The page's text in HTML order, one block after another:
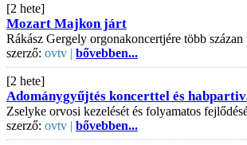
[2 hete]
Mozart Majkon járt
Rákász Gergely orgonakoncertjére több
szerző: ovtv | bővebben...
[2 hete]
Adománygyűjtés koncerttel és
Zselyke orvosi kezelését és folyamatos
szerző: ovtv | bővebben...